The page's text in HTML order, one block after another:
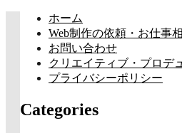
ス
ホーム
Web制作の依頼・お仕事
お問い合わせ
クリエイティブ・プロデ
プライバシーポリシー
Categories